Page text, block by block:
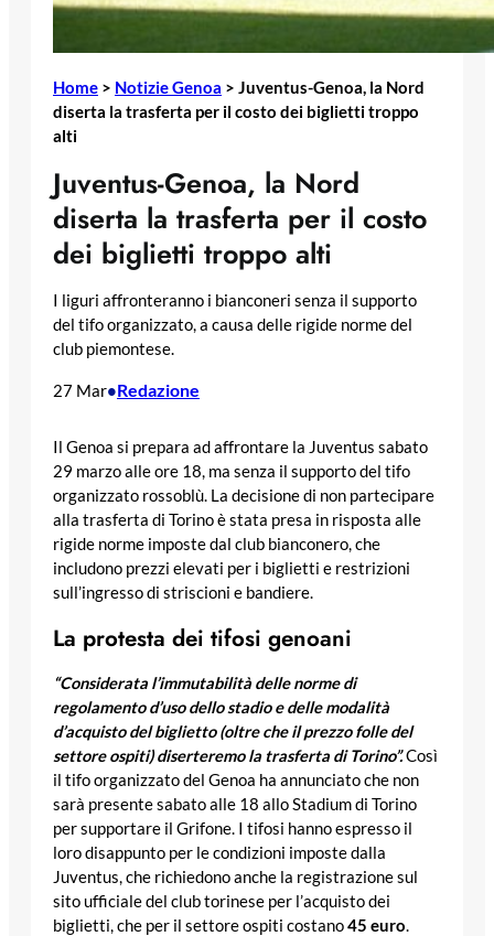
Home > Notizie Genoa > Juventus-Genoa, la Nord
diserta la trasferta per il costo dei biglietti troppo
alti
Juventus-Genoa, la Nord
diserta la trasferta per il costo
dei biglietti troppo alti
I liguri affronteranno i bianconeri senza il supporto
del tifo organizzato, a causa delle rigide norme del
club piemontese.
27 Mar•Redazione
Il Genoa si prepara ad affrontare la Juventus sabato
29 marzo alle ore 18, ma senza il supporto del tifo
organizzato rossoblù. La decisione di non partecipare
alla trasferta di Torino è stata presa in risposta alle
rigide norme imposte dal club bianconero, che
includono prezzi elevati per i biglietti e restrizioni
sull’ingresso di striscioni e bandiere.
La protesta dei tifosi genoani
“Considerata l’immutabilità delle norme di
regolamento d’uso dello stadio e delle modalità
d’acquisto del biglietto (oltre che il prezzo folle del
settore ospiti) diserteremo la trasferta di Torino”.Così
il tifo organizzato del Genoa ha annunciato che non
sarà presente sabato alle 18 allo Stadium di Torino
per supportare il Grifone. I tifosi hanno espresso il
loro disappunto per le condizioni imposte dalla
Juventus, che richiedono anche la registrazione sul
sito ufficiale del club torinese per l’acquisto dei
biglietti, che per il settore ospiti costano45 euro.